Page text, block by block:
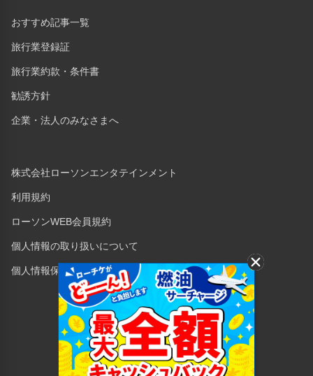
おすすめ記事一覧
旅行業登録証
旅行業約款・条件書
勧誘方針
企業・法人のみなさまへ
株式会社ローソンエンタテインメント
利用規約
ローソンWEB会員規約
個人情報の取り扱いについて
個人情報保護方針
Copyright © 1998 Lawson Entertainment, Inc.